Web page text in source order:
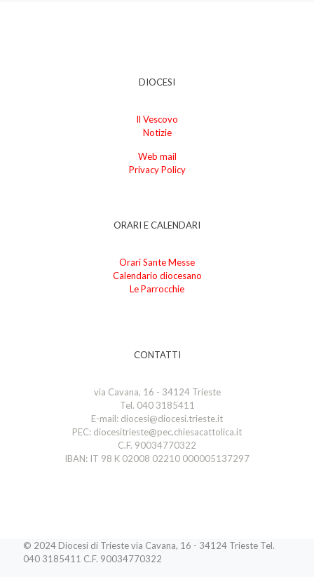
DIOCESI
Il Vescovo
Notizie
Web mail
Privacy Policy
ORARI E CALENDARI
Orari Sante Messe
Calendario diocesano
Le Parrocchie
CONTATTI
via Cavana, 16 - 34124 Trieste
Tel. 040 3185411
E-mail: diocesi@diocesi.trieste.it
PEC: diocesitrieste@pec.chiesacattolica.it
C.F. 90034770322
IBAN: IT 98 K 02008 02210 000005137297
© 2024 Diocesi di Trieste via Cavana, 16 - 34124 Trieste Tel.
040 3185411 C.F. 90034770322